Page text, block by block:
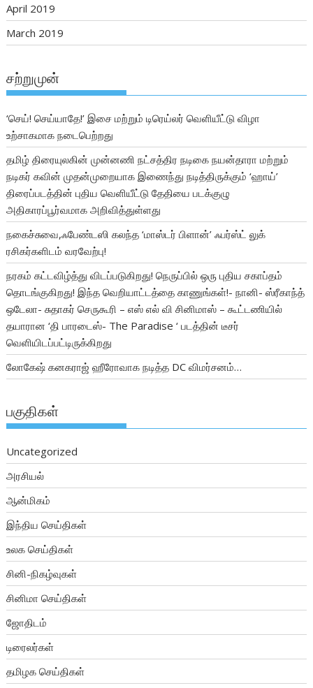
April 2019
March 2019
சற்றுமுன்
‘செய்! செய்யாதே!’ இசை மற்றும் டிரெய்லர் வெளியீட்டு விழா
உற்சாகமாக நடைபெற்றது
தமிழ் திரையுலகின் முன்னணி நட்சத்திர நடிகை நயன்தாரா மற்றும்
நடிகர் கவின் முதன்முறையாக இணைந்து நடித்திருக்கும் ‘ஹாய்’
திரைப்படத்தின் புதிய வெளியீட்டு தேதியை படக்குழு
அதிகாரப்பூர்வமாக அறிவித்துள்ளது
நகைச்சுவை,ஃபேண்டஸி கலந்த ‘மாஸ்டர் பிளான்’ ஃபர்ஸ்ட் லுக்
ரசிகர்களிடம் வரவேற்பு!
நரகம் கட்டவிழ்த்து விடப்படுகிறது! நெருப்பில் ஒரு புதிய சகாப்தம்
தொடங்குகிறது! இந்த வெறியாட்டத்தை காணுங்கள்!- நானி- ஸ்ரீகாந்த்
ஒடேலா- சுதாகர் செருகூரி – எஸ் எல் வி சினிமாஸ் – கூட்டணியில்
தயாரான ‘தி பாரடைஸ்- The Paradise ‘ படத்தின் டீசர்
வெளியிடப்பட்டிருக்கிறது
லோகேஷ் கனகராஜ் ஹீரோவாக நடித்த DC விமர்சனம்…
பகுதிகள்
Uncategorized
அரசியல்
ஆன்மிகம்
இந்திய செய்திகள்
உலக செய்திகள்
சினி-நிகழ்வுகள்
சினிமா செய்திகள்
ஜோதிடம்
டிரைலர்கள்
தமிழக செய்திகள்